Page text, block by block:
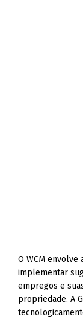
O WCM
implementar
empregos e
propriedade. A